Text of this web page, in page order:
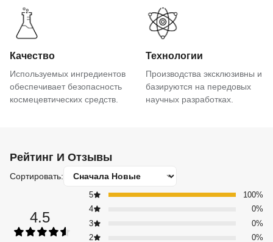
Качество
Используемых ингредиентов
обеспечивает безопасность
космецевтических средств.
Технологии
Производства эксклюзивны и
базируются на передовых
научных разработках.
Рейтинг И Отзывы
Сортировать:
4.5
5
100%
4
0%
3
0%
2
0%